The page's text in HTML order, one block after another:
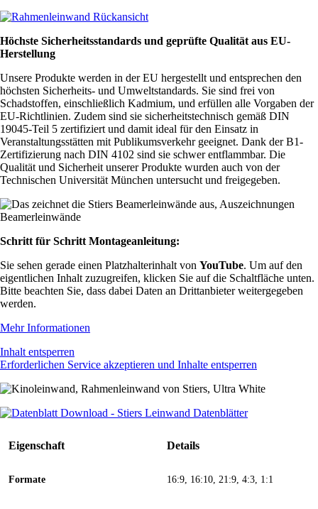
Höchste Sicherheitsstandards und geprüfte Qualität aus EU-
Herstellung
Unsere Produkte werden in der EU hergestellt und entsprechen den
höchsten Sicherheits- und Umweltstandards. Sie sind frei von
Schadstoffen, einschließlich Kadmium, und erfüllen alle Vorgaben der
EU-Richtlinien. Zudem sind sie sicherheitstechnisch gemäß DIN
19045-Teil 5 zertifiziert und damit ideal für den Einsatz in
Veranstaltungsstätten mit Publikumsverkehr geeignet. Dank der B1-
Zertifizierung nach DIN 4102 sind sie schwer entflammbar. Die
Qualität und Sicherheit unserer Produkte wurden auch von der
Technischen Universität München untersucht und freigegeben.
Schritt für Schritt Montageanleitung:
Sie sehen gerade einen Platzhalterinhalt von YouTube. Um auf den
eigentlichen Inhalt zuzugreifen, klicken Sie auf die Schaltfläche unten.
Bitte beachten Sie, dass dabei Daten an Drittanbieter weitergegeben
werden.
Mehr Informationen
Inhalt entsperren
Erforderlichen Service akzeptieren und Inhalte entsperren
Eigenschaft Details
Formate 16:9, 16:10, 21:9, 4:3, 1:1